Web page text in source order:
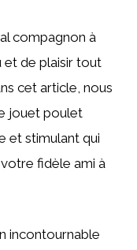
compagnon à
et de plaisir tout
cet article, nous
jouet poulet
et stimulant qui
fidèle ami à
incontournable